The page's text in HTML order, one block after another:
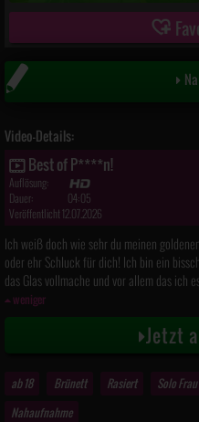
Video-Details:
Best of P****n!
Auflösung:
Dauer:
04:05
Veröffentlicht 12.07.2026
Ich weiß doch wie sehr du meinen
oder ehr Schluck für dich! Ich bin ein
das Glas vollmache und vor allem das ich
weniger
Jetzt
ab 18 Brünett Rasiert Solo Frau
Nahaufnahme